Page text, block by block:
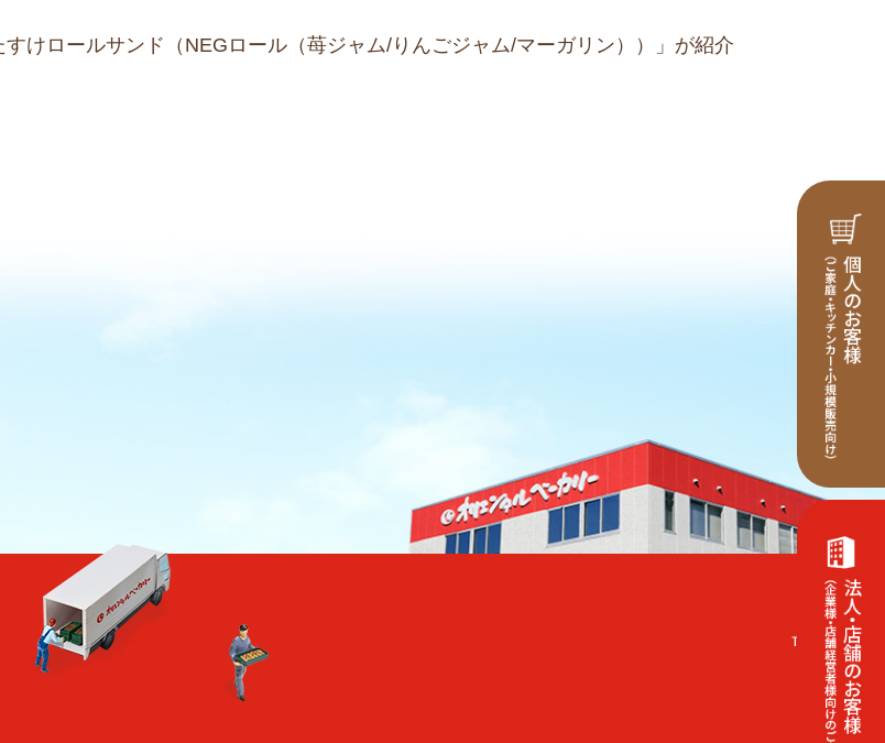
けロールサンド（NEGロール（苺ジャム/りんごジャム/マーガリン））」が紹介